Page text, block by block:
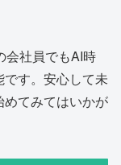
会社員でもAI時
す。安心して未
てみてはいかが